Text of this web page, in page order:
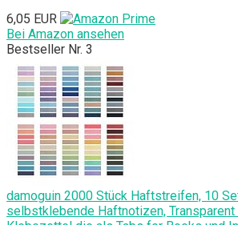
6,05 EUR
Bei Amazon ansehen
Bestseller Nr. 3
damoguin 2000 Stück Haftstreifen, 10
selbstklebende Haftnotizen,